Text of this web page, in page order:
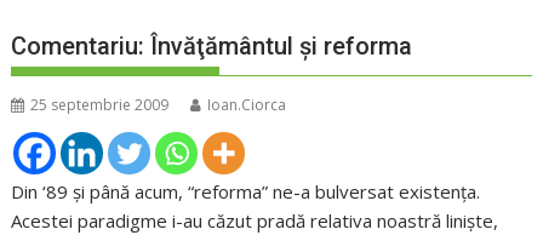
Comentariu: Învăţământul şi reforma
25 septembrie 2009 Ioan.Ciorca
Din ‘89 şi până acum, “reforma” ne-a bulversat existenţa.
Acestei paradigme i-au căzut pradă relativa noastră linişte,